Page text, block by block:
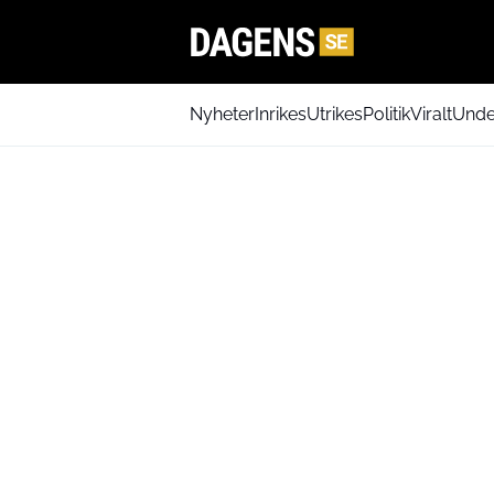
NyheterInrikesUtrikesPolitikViralt